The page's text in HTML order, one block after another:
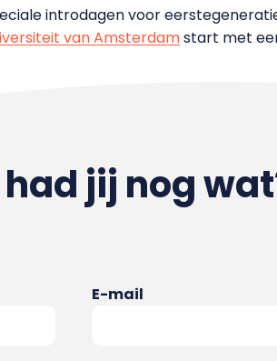
introdagen voor
van Amsterdamstart met
had jij nog
E-mail